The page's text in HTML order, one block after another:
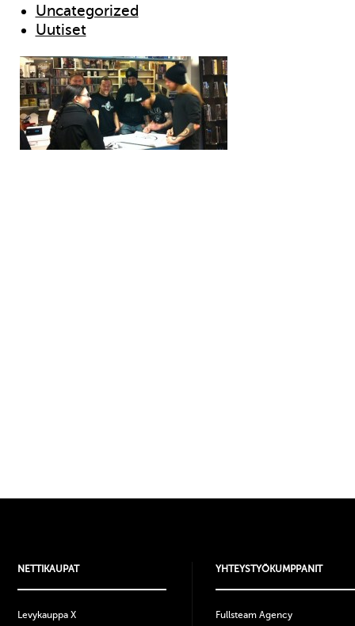
Uncategorized
Uutiset
NETTIKAUPAT
Levykauppa X
YHTEYSTYÖKUMPPANIT
Fullsteam Agency